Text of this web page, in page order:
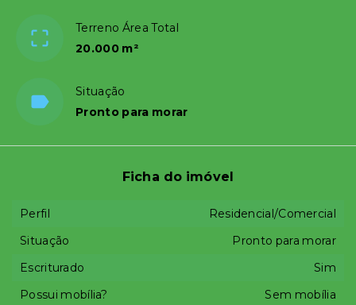
Terreno Área Total
20.000 m²
Situação
Pronto para morar
Ficha do imóvel
Perfil
Residencial/Comercial
Situação
Pronto para morar
Escriturado
Sim
Possui mobília?
Sem mobília